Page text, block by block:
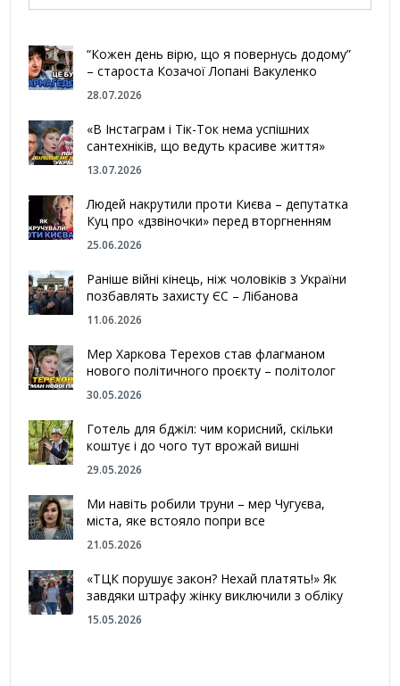
“Кожен день вірю, що я повернусь додому”
– староста Козачої Лопані Вакуленко
28.07.2026
«В Інстаграм і Тік-Ток нема успішних
сантехніків, що ведуть красиве життя»
13.07.2026
Людей накрутили проти Києва – депутатка
Куц про «дзвіночки» перед вторгненням
25.06.2026
Раніше війні кінець, ніж чоловіків з України
позбавлять захисту ЄС – Лібанова
11.06.2026
Мер Харкова Терехов став флагманом
нового політичного проєкту – політолог
30.05.2026
Готель для бджіл: чим корисний, скільки
коштує і до чого тут врожай вишні
29.05.2026
Ми навіть робили труни – мер Чугуєва,
міста, яке встояло попри все
21.05.2026
«ТЦК порушує закон? Нехай платять!» Як
завдяки штрафу жінку виключили з обліку
15.05.2026